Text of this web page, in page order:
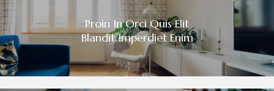
Proin In Orci Quis Elit
Blandit Imperdiet Enim